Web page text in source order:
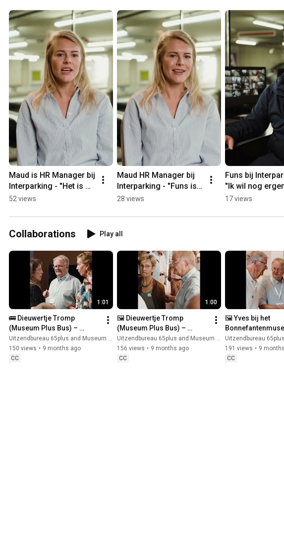
Maud is HR Manager bij
Interparking - "Het is
ontzettend prettig om
werken"
52 views
Maud HR Manager bij
Interparking - "Funs is
betrokken, betrouwbaar
28 views
Funs bij
"Ik wil nog
bijhoren, niet
zitten"
17 views
Collaborations Play all
1:01
🚌 Dieuwertje Tromp
(Museum Plus Bus) –
Cultuur brengt generaties
samen
Uitzendbureau 65plus and Museum Plus Bus
150 views • 9 months ago
CC
1:00
🖼️ Dieuwertje Tromp
(Museum Plus Bus) –
Werken met hart voor
cultuur en mensen
Uitzendbureau 65plus and Museum Plus Bus
156 views • 9 months ago
CC
🖼️ Yves bij het
werken met
betekenis
Uitzendbureau 65plus and
191 views • 9
CC